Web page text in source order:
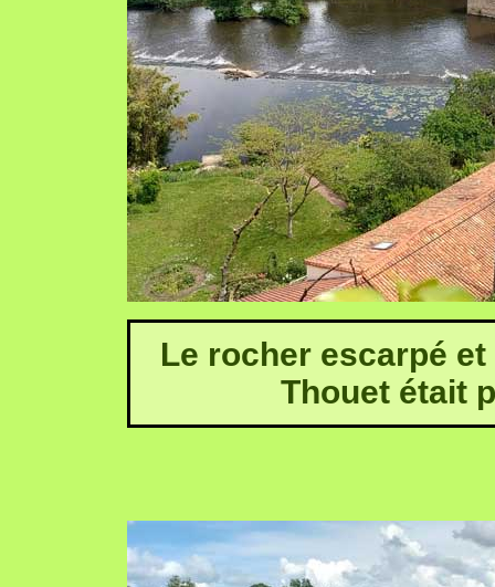
Le rocher escarpé
Thouet était